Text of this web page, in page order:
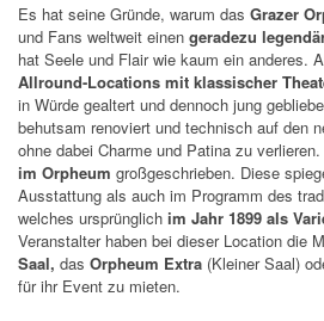
Es hat seine Gründe, warum das Grazer
und Fans weltweit einen geradezu
hat Seele und Flair wie kaum ein anderes.
Allround-Locations mit klassischer
in Würde gealtert und dennoch jung
behutsam renoviert und technisch auf den
ohne dabei Charme und Patina zu verlieren.
im Orpheum großgeschrieben. Diese
Ausstattung als auch im Programm des
welches ursprünglich im Jahr 1899 als
Veranstalter haben bei dieser Location die
Saal, das Orpheum Extra (Kleiner Saal)
für ihr Event zu mieten.